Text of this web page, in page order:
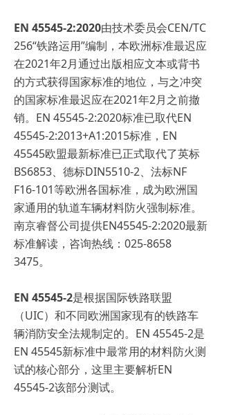
EN 45545-2:2020由技术委员会CEN/TC
256“铁路运用”编制，本欧洲标准最迟应
在2021年2月通过出版相应文本或背书
的方式获得国家标准的地位，与之冲突
的国家标准最迟应在2021年2月之前撤
销。EN 45545-2:2020标准已取代EN
45545-2:2013+A1:2015标准，EN
45545欧盟最新标准已正式取代了英标
BS6853、德标DIN5510-2、法标NF
F16-101等欧洲各国标准，成为欧洲国
家通用的轨道车辆材料防火强制标准。
南京睿督公司提供EN45545-2:2020最新
标准解读，咨询热线：025-8658
3475。
EN 45545-2是根据国际铁路联盟
（UIC）和不同欧洲国家现有的铁路车
辆消防安全法规制定的。EN 45545-2是
EN 45545新标准中最常用的材料防火测
试的核心部分，这里主要解析EN
45545-2该部分测试。